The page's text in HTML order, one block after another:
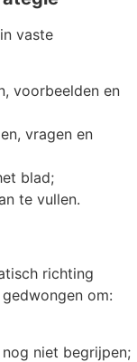
vaste
voorbeelden en
vragen en
blad;
te vullen.
richting
om:
niet begrijpen;